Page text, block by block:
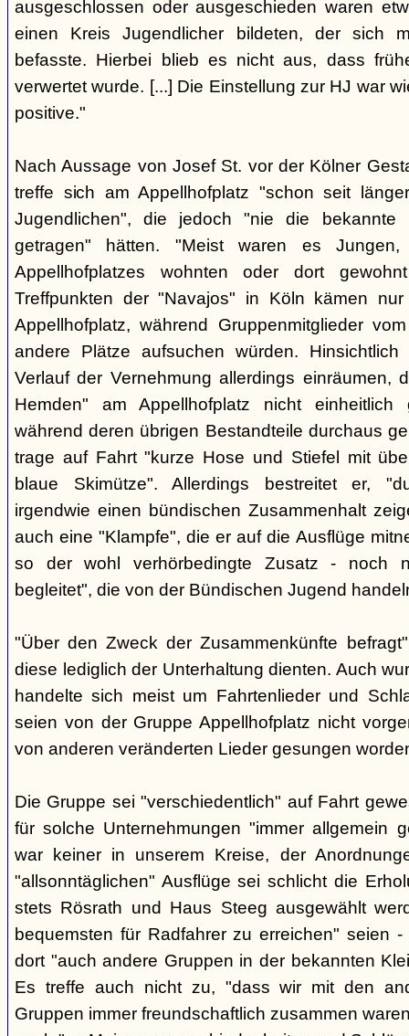
ausgeschlossen oder ausgeschieden waren
einen Kreis Jugendlicher bildeten, der sich
befasste. Hierbei blieb es nicht aus, dass
verwertet wurde. [...] Die Einstellung zur HJ war
positive."
Nach Aussage von Josef St. vor der Kölner
treffe sich am Appellhofplatz "schon seit
Jugendlichen", die jedoch "nie die
getragen" hätten. "Meist waren es
Appellhofplatzes wohnten oder dort
Treffpunkten der "Navajos" in Köln kämen
Appellhofplatz, während Gruppenmitglieder
andere Plätze aufsuchen würden.
Verlauf der Vernehmung allerdings einräumen,
Hemden" am Appellhofplatz nicht einheitlich
während deren übrigen Bestandteile durchaus
trage auf Fahrt "kurze Hose und Stiefel mit
blaue Skimütze". Allerdings bestreitet er,
irgendwie einen bündischen Zusammenhalt
auch eine "Klampfe", die er auf die Ausflüge
so der wohl verhörbedingte Zusatz - noch
begleitet", die von der Bündischen Jugend
"Über den Zweck der Zusammenkünfte
diese lediglich der Unterhaltung dienten. Auch
handelte sich meist um Fahrtenlieder und
seien von der Gruppe Appellhofplatz nicht
von anderen veränderten Lieder gesungen
Die Gruppe sei "verschiedentlich" auf Fahrt
für solche Unternehmungen "immer allgemein
war keiner in unserem Kreise, der
"allsonntäglichen" Ausflüge sei schlicht die
stets Rösrath und Haus Steeg ausgewählt
bequemsten für Radfahrer zu erreichen" seien
dort "auch andere Gruppen in der bekannten
Es treffe auch nicht zu, "dass wir mit den
Gruppen immer freundschaftlich zusammen